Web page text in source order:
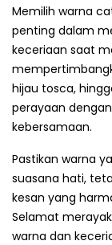
Memilih warna
penting dalam
keceriaan saat
hijau tosca,
perayaan
kebersamaan.
Pastikan warna
suasana hati,
kesan yang
Selamat
warna dan